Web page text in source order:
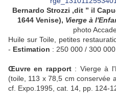
Bernardo Strozzi ,dit ” il
1644 Venise), Vierge à
photo
Huile sur Toile, petites
- Estimation : 250 000 / 300
Œuvre en rapport : Vierge à
(toile, 113 x 78,5 cm conservée
cf. Expo.1995, cat. 14, pp. 124-